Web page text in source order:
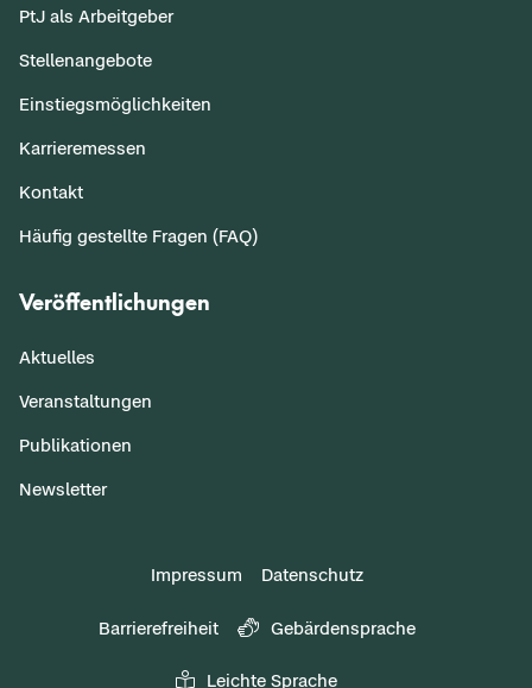
PtJ als Arbeitgeber
Stellenangebote
Einstiegsmöglichkeiten
Karrieremessen
Kontakt
Häufig gestellte Fragen (FAQ)
Veröffentlichungen
Aktuelles
Veranstaltungen
Publikationen
Newsletter
Impressum Datenschutz
Barrierefreiheit Gebärdensprache
Leichte Sprache